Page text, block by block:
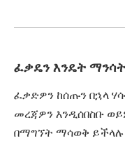
ፈቃዴን እንዴት
ፈቃድዎን ከሰጡን በኋላ
መረጃዎን እንዲሰበስቡ
በማግኘት ማሳወቅ